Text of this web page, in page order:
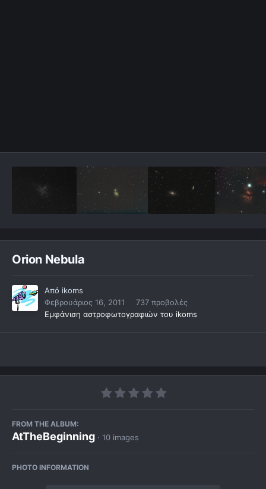
Orion Nebula
Από ikoms
Φεβρουάριος 16, 2011
737 προβολές
Εμφάνιση αστροφωτογραφιών του ikoms
FROM THE ALBUM:
AtTheBeginning · 10 images
PHOTO INFORMATION